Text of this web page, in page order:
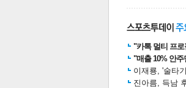
스북 터 공 공유
달기
"카톡 멀티 프로
"매출 10% 안주
이재룡, '술타
진아름, 득남